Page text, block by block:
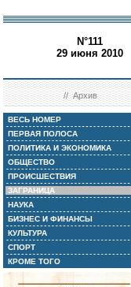
N°111
29 июня 2010
//Архив
ВЕСЬ НОМЕР
ПЕРВАЯ ПОЛОСА
ПОЛИТИКА И ЭКОНОМИКА
ОБЩЕСТВО
ПРОИСШЕСТВИЯ
ЗАГРАНИЦА
НАУКА
БИЗНЕС И ФИНАНСЫ
КУЛЬТУРА
СПОРТ
КРОМЕ ТОГО